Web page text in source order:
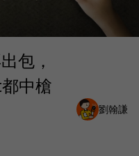
包，
中槍
劉翰謙